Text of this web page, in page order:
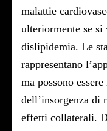
malattie
ulteriormente se
dislipidemia. Le
rappresentano
ma possono
dell’insorgenza di
effetti collaterali.